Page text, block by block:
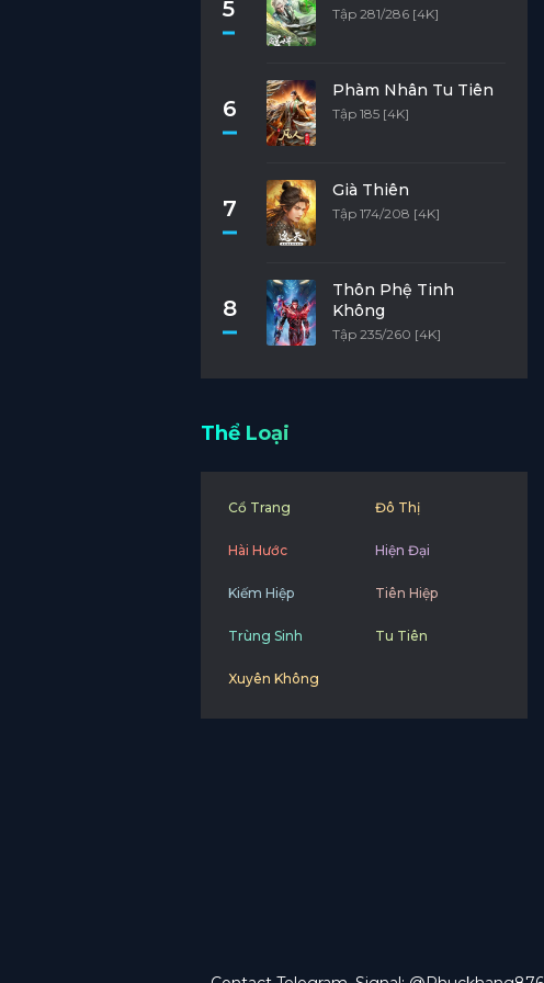
5 Tập 281/286 [4K]
6
Phàm Nhân Tu Tiên
Tập 185 [4K]
7
Già Thiên
Tập 174/208 [4K]
8
Thôn Phệ Tinh
Không
Tập 235/260 [4K]
Thể Loại
Cổ Trang Đô Thị
Hài Hước Hiện Đại
Kiếm Hiệp Tiên Hiệp
Trùng Sinh Tu Tiên
Xuyên Không